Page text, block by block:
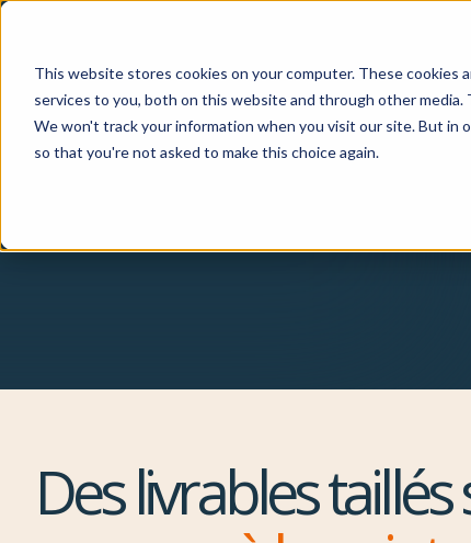
This website stores cookies on your computer. These cookies
services to you, both on this website and through other
We won't track your information when you visit our site. But in
so that you're not asked to make this choice again.
Des livrables